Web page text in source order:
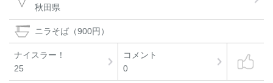
秋田県
ニラそば（900円）
ナイスラー！
25
コメント
0